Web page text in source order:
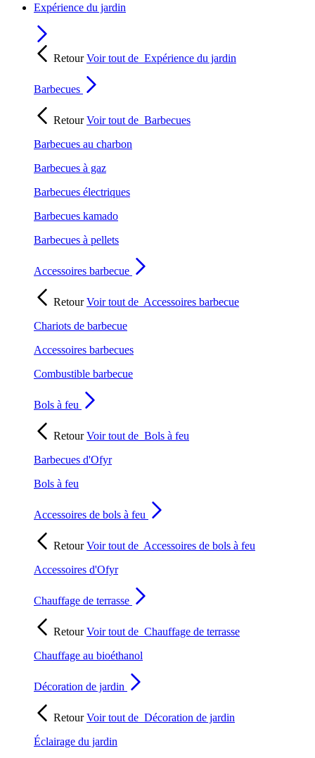
Expérience du jardin
RetourVoir tout de Expérience du jardin
Barbecues
RetourVoir tout de Barbecues
Barbecues au charbon
Barbecues à gaz
Barbecues électriques
Barbecues kamado
Barbecues à pellets
Accessoires barbecue
RetourVoir tout de Accessoires barbecue
Chariots de barbecue
Accessoires barbecues
Combustible barbecue
Bols à feu
RetourVoir tout de Bols à feu
Barbecues d'Ofyr
Bols à feu
Accessoires de bols à feu
RetourVoir tout de Accessoires de bols à feu
Accessoires d'Ofyr
Chauffage de terrasse
RetourVoir tout de Chauffage de terrasse
Chauffage au bioéthanol
Décoration de jardin
RetourVoir tout de Décoration de jardin
Éclairage du jardin